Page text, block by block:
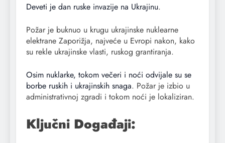
Deveti je dan ruske invazije na Ukrajinu.
Požar je buknuo u krugu ukrajinske nuklearne
elektrane Zaporižja, najveće u Evropi nakon, kako
su rekle ukrajinske vlasti, ruskog grantiranja.
Osim nuklarke, tokom večeri i noći odvijale su se
borbe ruskih i ukrajinskih snaga. Požar je izbio u
administrativnoj zgradi i tokom noći je lokaliziran.
Ključni Događaji: